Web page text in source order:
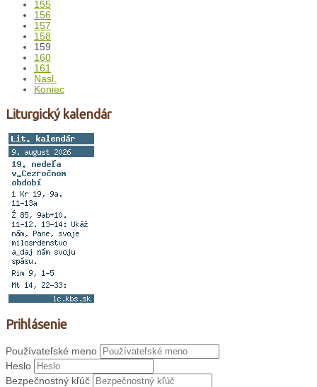
155
156
157
158
159
160
161
Nasl.
Koniec
Liturgický kalendár
Prihlásenie
Používateľské meno
Heslo
Bezpečnostný kľúč